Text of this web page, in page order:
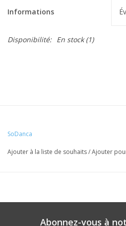
Informations
Disponibilité: En stock(1)
SoDanca
Ajouter à la liste de souhaits/Ajouter
Abonnez-vous à